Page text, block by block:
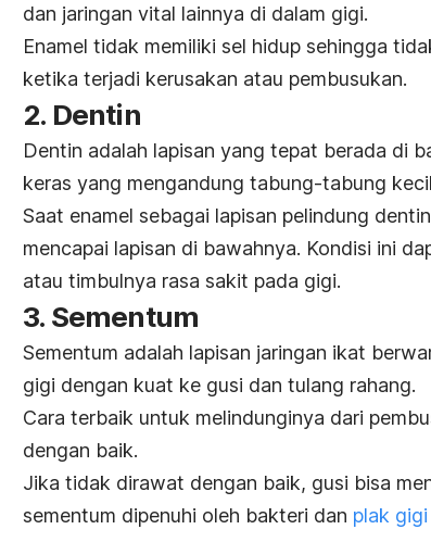
dan jaringan vital lainnya di dalam gigi.
Enamel tidak memiliki sel hidup sehingga
ketika terjadi kerusakan atau pembusukan.
2. Dentin
Dentin adalah lapisan yang tepat berada di
keras yang mengandung tabung-tabung
Saat enamel sebagai lapisan pelindung
mencapai lapisan di bawahnya. Kondisi ini
atau timbulnya rasa sakit pada gigi.
3. Sementum
Sementum adalah lapisan jaringan ikat
gigi dengan kuat ke gusi dan tulang rahang.
Cara terbaik untuk melindunginya dari
dengan baik.
Jika tidak dirawat dengan baik, gusi bisa
sementum dipenuhi oleh bakteri dan plak gigi